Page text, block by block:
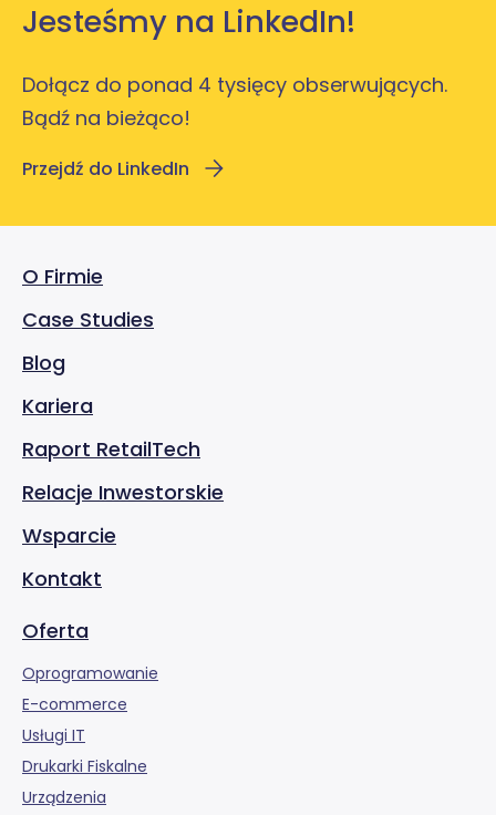
Jesteśmy na LinkedIn!
Dołącz do ponad 4 tysięcy obserwujących.
Bądź na bieżąco!
Przejdź do LinkedIn
O Firmie
Case Studies
Blog
Kariera
Raport RetailTech
Relacje Inwestorskie
Wsparcie
Kontakt
Oferta
Oprogramowanie
E-commerce
Usługi IT
Drukarki Fiskalne
Urządzenia